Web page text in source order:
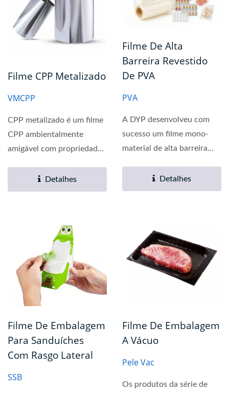
Filme CPP Metalizado
VMCPP
CPP metalizado é um filme
CPP ambientalmente
amigável com propriedades
especial...
Detalhes
Filme De Alta
Barreira Revestido
De PVA
PVA
A DYP desenvolveu com
sucesso um filme mono-
material de alta barreira
modificação...Detalhes
Filme De Embalagem
Para Sanduíches
Com Rasgo Lateral
SSB
Filme De Embalagem
A Vácuo
Pele Vac
Os produtos da série de